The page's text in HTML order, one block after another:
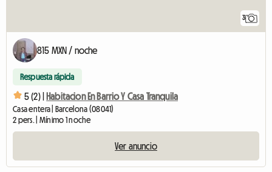
3
815 MXN / noche
Respuesta rápida
5 (2) | Habitacion En Barrio Y Casa Tranquila
Casa entera | Barcelona (08041)
2 pers. | Mínimo 1 noche
Ver anuncio